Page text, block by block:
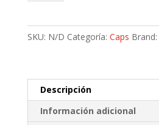
SKU: N/D Categoría: Caps Brand:
Descripción
Información adicional